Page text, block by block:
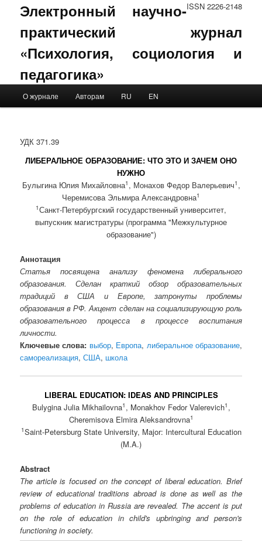
ISSN 2226-2148
Электронный научно-
практический журнал
«Психология, социология и
педагогика»
Skip to primary content
Skip to secondary content
О журнале Авторам RU EN
УДК 371.39
ЛИБЕРАЛЬНОЕ ОБРАЗОВАНИЕ: ЧТО ЭТО И ЗАЧЕМ ОНО
НУЖНО
Булыгина Юлия Михайловна1 , Монахов Федор Валерьевич1 ,
Черемисова Эльмира Александровна1
1Санкт-Петербургский государственный университет,
выпускник магистратуры (программа "Межкультурное
образование")
Аннотация
Статья посвящена анализу феномена либерального
образования. Сделан краткий обзор образовательных
традиций в США и Европе, затронуты проблемы
образования в РФ. Акцент сделан на социализирующую роль
образовательного процесса в процессе воспитания
личности.
Ключевые слова: выбор, Европа, либеральное образование,
самореализация,США, школа
LIBERAL EDUCATION: IDEAS AND PRINCIPLES
Bulygina Julia Mikhailovna1 , Monakhov Fedor Valerevich1 ,
Cheremisova Elmira Aleksandrovna1
1Saint-Petersburg State University, Major: Intercultural Education
(M.A.)
Abstract
The article is focused on the concept of liberal education. Brief
review of educational traditions abroad is done as well as the
problems of education in Russia are revealed. The accent is put
on the role of education in child's upbringing and person's
functioning in society.